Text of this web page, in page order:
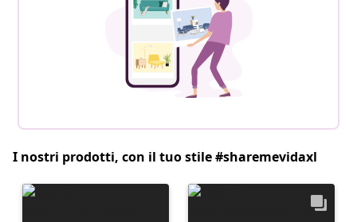
I nostri prodotti, con il tuo stile #sharemevidaxl